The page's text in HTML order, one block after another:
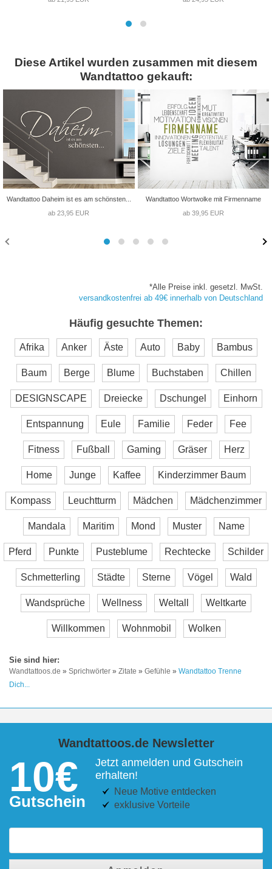
Diese Artikel wurden zusammen mit diesem
Wandtattoo gekauft:
Wandtattoo Daheim ist es am schönsten...
ab 23,95 EUR
Wandtattoo Wortwolke mit Firmenname
ab 39,95 EUR
*Alle Preise inkl. gesetzl. MwSt.
versandkostenfrei ab 49€ innerhalb von Deutschland
Häufig gesuchte Themen:
Afrika Anker Äste Auto Baby Bambus
Baum Berge Blume Buchstaben Chillen
DESIGNSCAPE Dreiecke Dschungel Einhorn
Entspannung Eule Familie Feder Fee
Fitness Fußball Gaming Gräser Herz
Home Junge Kaffee Kinderzimmer Baum
Kompass Leuchtturm Mädchen Mädchenzimmer
Mandala Maritim Mond Muster Name
Pferd Punkte Pusteblume Rechtecke Schilder
Schmetterling Städte Sterne Vögel Wald
Wandsprüche Wellness Weltall Weltkarte
Willkommen Wohnmobil Wolken
Wandtattoos.de » Sprichwörter » Zitate » Gefühle » Wandtattoo Trenne
Dich...
Wandtattoos.de Newsletter
10€
Gutschein
Jetzt anmelden und Gutschein
erhalten!
Neue Motive entdecken
exklusive Vorteile